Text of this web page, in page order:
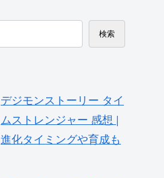
検索
デジモンストーリー タイ
ムストレンジャー 感想 |
進化タイミングや育成も